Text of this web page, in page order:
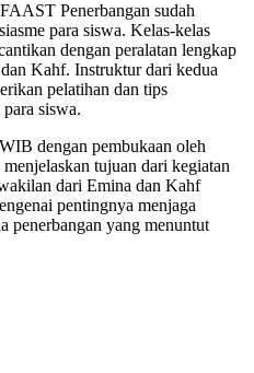
Penerbangan sudah
para siswa. Kelas-kelas
dengan peralatan lengkap
Kahf. Instruktur dari kedua
pelatihan dan tips
siswa.
dengan pembukaan oleh
tujuan dari kegiatan
dari Emina dan Kahf
pentingnya menjaga
penerbangan yang menuntut